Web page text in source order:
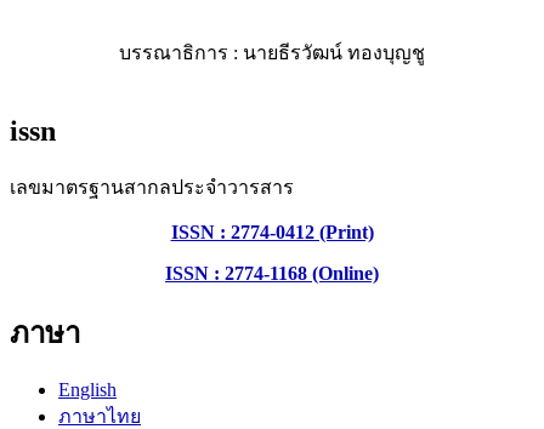
บรรณาธิการ : นายธีรวัฒน์ ทองบุญชู
issn
เลขมาตรฐานสากลประจำวารสาร
ISSN : 2774-0412 (Print)
ISSN : 2774-1168 (Online)
ภาษา
English
ภาษาไทย